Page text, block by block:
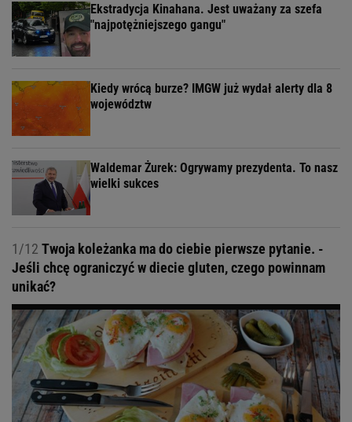
Ekstradycja Kinahana. Jest uważany za szefa
"najpotężniejszego gangu"
Kiedy wrócą burze? IMGW już wydał alerty dla 8
województw
Waldemar Żurek: Ogrywamy prezydenta. To nasz
wielki sukces
1/12 Twoja koleżanka ma do ciebie pierwsze pytanie. -
Jeśli chcę ograniczyć w diecie gluten, czego powinnam
unikać?